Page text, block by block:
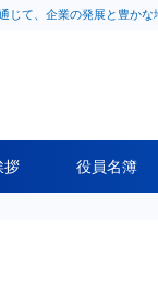
て、企業の発展と豊かな
拶 役員名簿